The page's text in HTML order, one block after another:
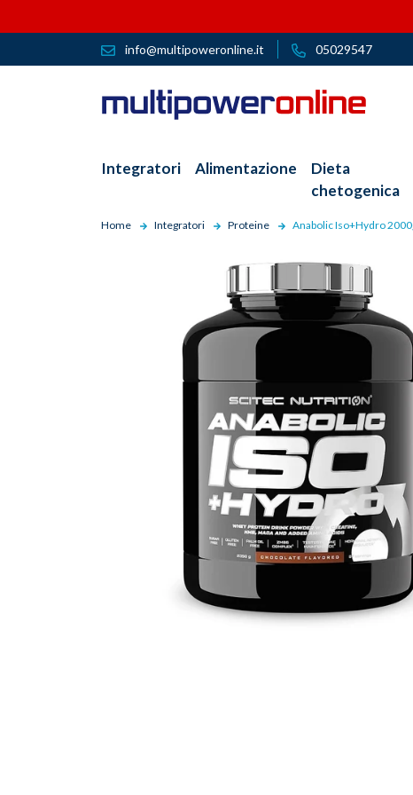
info@multipoweronline.it 05029547
Integratori Alimentazione
Dieta
chetogenica
Home Integratori Proteine Anabolic Iso+Hydro